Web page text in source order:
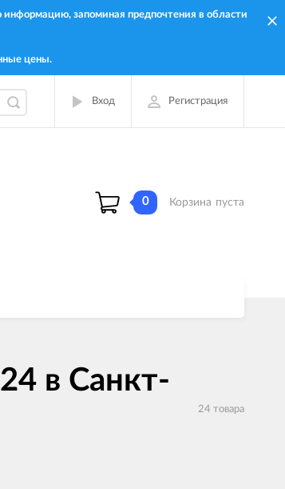
информацию, запоминая предпочтения в области
цены.
Вход Регистрация
0 Корзина пуста
в Санкт-
24 товара